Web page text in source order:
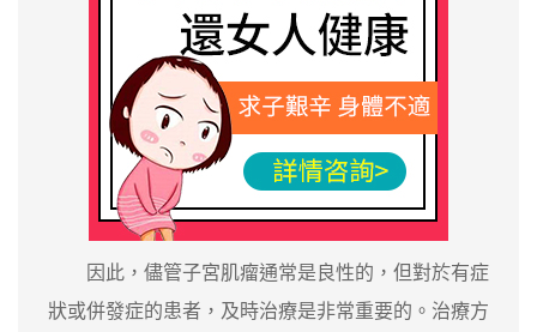
因此，儘管子宮肌瘤通常是良性的，但對於有症
狀或併發症的患者，及時治療是非常重要的。治療方